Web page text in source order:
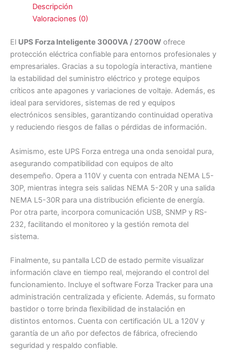
Descripción
Valoraciones (0)
El UPS Forza Inteligente 3000VA / 2700W ofrece
protección eléctrica confiable para entornos profesionales y
empresariales. Gracias a su topología interactiva, mantiene
la estabilidad del suministro eléctrico y protege equipos
críticos ante apagones y variaciones de voltaje. Además, es
ideal para servidores, sistemas de red y equipos
electrónicos sensibles, garantizando continuidad operativa
y reduciendo riesgos de fallas o pérdidas de información.
Asimismo, este UPS Forza entrega una onda senoidal pura,
asegurando compatibilidad con equipos de alto
desempeño. Opera a 110V y cuenta con entrada NEMA L5-
30P, mientras integra seis salidas NEMA 5-20R y una salida
NEMA L5-30R para una distribución eficiente de energía.
Por otra parte, incorpora comunicación USB, SNMP y RS-
232, facilitando el monitoreo y la gestión remota del
sistema.
Finalmente, su pantalla LCD de estado permite visualizar
información clave en tiempo real, mejorando el control del
funcionamiento. Incluye el software Forza Tracker para una
administración centralizada y eficiente. Además, su formato
bastidor o torre brinda flexibilidad de instalación en
distintos entornos. Cuenta con certificación UL a 120V y
garantía de un año por defectos de fábrica, ofreciendo
seguridad y respaldo confiable.